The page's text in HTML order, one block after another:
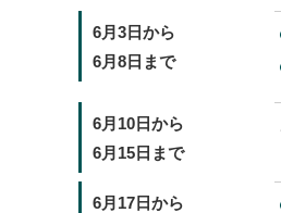
6月3日から
6月8日まで
6月10日から
6月15日まで
6月17日から